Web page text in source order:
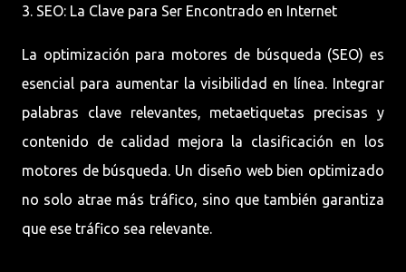
3. SEO: La Clave para Ser Encontrado en Internet
La optimización para motores de búsqueda (SEO) es
esencial para aumentar la visibilidad en línea. Integrar
palabras clave relevantes, metaetiquetas precisas y
contenido de calidad mejora la clasificación en los
motores de búsqueda. Un diseño web bien optimizado
no solo atrae más tráfico, sino que también garantiza
que ese tráfico sea relevante.